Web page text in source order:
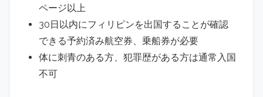
ページ以上
30日以内にフィリピンを出国することが確認
できる予約済み航空券、乗船券が必要
体に刺青のある方、犯罪歴がある方は通常入国
不可